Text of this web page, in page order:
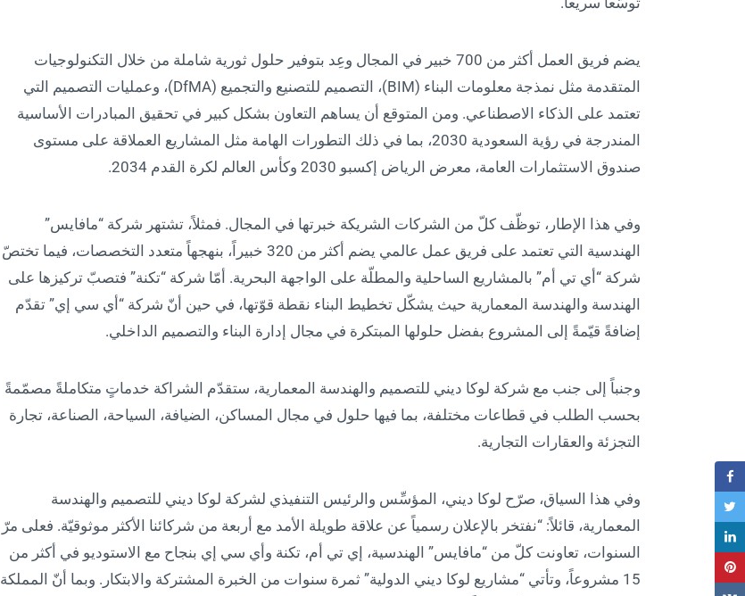
يضم فريق العمل أكثر من 700 خبير في المجال وعِد بتوفير حلول ثورية شاملة من خلال التكنولوجيات
المتقدمة مثل نمذجة معلومات البناء (BIM)، التصميم للتصنيع والتجميع (DfMA)، وعمليات التصميم التي
تعتمد على الذكاء الاصطناعي. ومن المتوقع أن يساهم التعاون بشكل كبير في تحقيق المبادرات الأساسية
المندرجة في رؤية السعودية 2030، بما في ذلك التطورات الهامة مثل المشاريع العملاقة على مستوى
صندوق الاستثمارات العامة، معرض الرياض إكسبو 2030 وكأس العالم لكرة القدم 2034.
وفي هذا الإطار، توظّف كلّ من الشركات الشريكة خبرتها في المجال. فمثلاً، تشتهر شركة “مافايس”
الهندسية التي تعتمد على فريق عمل عالمي يضم أكثر من 320 خبيراً، بنهجهاً متعدد التخصصات، فيما تختصّ
شركة “أي تي أم” بالمشاريع الساحلية والمطلّة على الواجهة البحرية. أمّا شركة “تكنة” فتصبّ تركيزها على
الهندسة والهندسة المعمارية حيث يشكّل تخطيط البناء نقطة قوّتها، في حين أنّ شركة “أي سي إي” تقدّم
إضافةً قيّمةً إلى المشروع بفضل حلولها المبتكرة في مجال إدارة البناء والتصميم الداخلي.
وجنباً إلى جنب مع شركة لوكا ديني للتصميم والهندسة المعمارية، ستقدّم الشراكة خدماتٍ متكاملةً مصمّمةً
بحسب الطلب في قطاعات مختلفة، بما فيها حلول في مجال المساكن، الضيافة، السياحة، الصناعة، تجارة
التجزئة والعقارات التجارية.
وفي هذا السياق، صرّح لوكا ديني، المؤسِّس والرئيس التنفيذي لشركة لوكا ديني للتصميم والهندسة
المعمارية، قائلاً: “نفتخر بالإعلان رسمياً عن علاقة طويلة الأمد مع أربعة من شركائنا الأكثر موثوقيّة. فعلى مرّ
السنوات، تعاونت كلّ من “مافايس” الهندسية، إي تي أم، تكنة وأي سي إي بنجاح مع الاستوديو في أكثر من
15 مشروعاً، وتأتي “مشاريع لوكا ديني الدولية” ثمرة سنوات من الخبرة المشتركة والابتكار. وبما أنّ المملكة